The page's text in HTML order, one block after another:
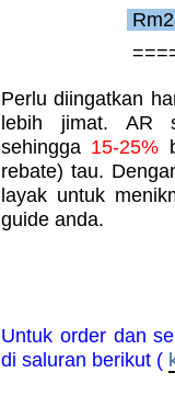
Perlu diingatkan
lebih jimat. AR
sehingga 15-25%
rebate) tau.
layak untuk
guide anda.
Untuk order dan
di saluran berikut (